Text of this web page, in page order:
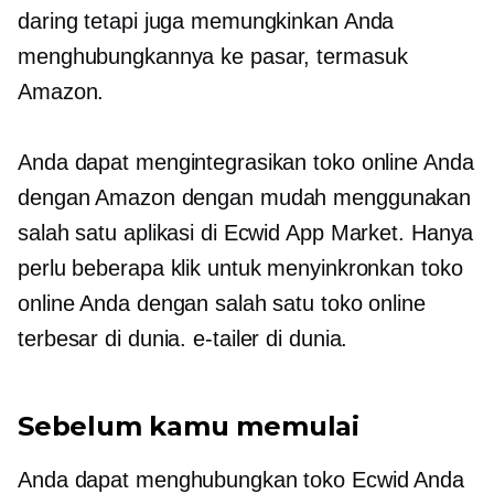
daring tetapi juga memungkinkan Anda
menghubungkannya ke pasar, termasuk
Amazon.
Anda dapat mengintegrasikan toko online Anda
dengan Amazon dengan mudah menggunakan
salah satu aplikasi di Ecwid App Market. Hanya
perlu beberapa klik untuk menyinkronkan toko
online Anda dengan salah satu toko online
terbesar di dunia.e-tailer di dunia.
Sebelum kamu memulai
Anda dapat menghubungkan toko Ecwid Anda